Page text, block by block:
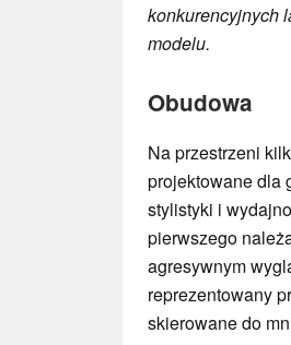
konkurencyjnych
modelu.
Obudowa
Na przestrzeni
projektowane dla
stylistyki i
pierwszego
agresywnym
reprezentowany
skierowane do